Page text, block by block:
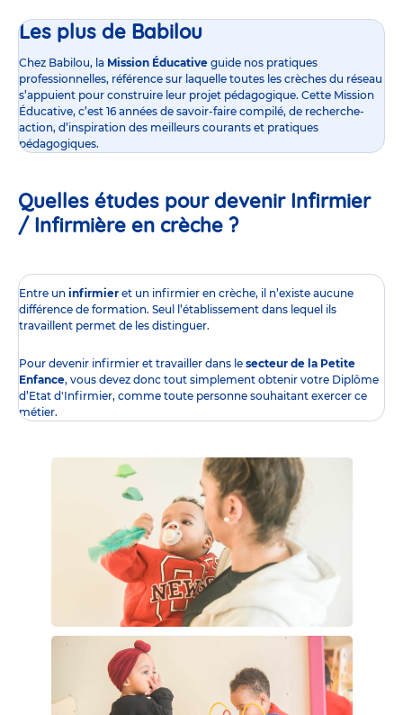
Les plus de Babilou
Chez Babilou, la Mission Éducative guide nos pratiques
professionnelles, référence sur laquelle toutes les crèches du réseau
s’appuient pour construire leur projet pédagogique. Cette Mission
Éducative, c’est 16 années de savoir-faire compilé, de recherche-
action, d’inspiration des meilleurs courants et pratiques
pédagogiques.
Quelles études pour devenir Infirmier
/ Infirmière en crèche ?
Entre un infirmier et un infirmier en crèche, il n’existe aucune
différence de formation. Seul l’établissement dans lequel ils
travaillent permet de les distinguer.
Pour devenir infirmier et travailler dans le secteur de la Petite
Enfance, vous devez donc tout simplement obtenir votre Diplôme
d’Etat d'Infirmier, comme toute personne souhaitant exercer ce
métier.